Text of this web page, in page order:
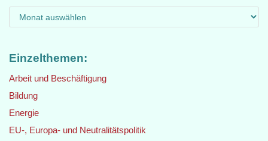
Einzelthemen:
Arbeit und Beschäftigung
Bildung
Energie
EU-, Europa- und Neutralitätspolitik